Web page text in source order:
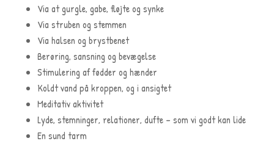
Via at gurgle, gabe, fløjte og synke
Via struben og stemmen
Via halsen og brystbenet
Berøring, sansning og bevægelse
Stimulering af fødder og hænder
Koldt vand på kroppen, og i ansigtet
Meditativ aktivitet
Lyde, stemninger, relationer, dufte – som vi godt kan lide
En sund tarm